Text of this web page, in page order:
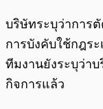
บริษัทระบุว่าการ
การบังคับใช้กฎร
ทีมงานยังระบุว่า
กิจการแล้ว